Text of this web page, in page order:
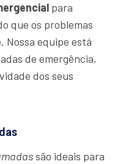
para
que os problemas
Nossa equipe está
de emergência,
dos seus
são ideais para